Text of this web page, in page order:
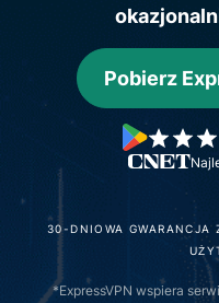
Pobierz
30-DNIOWA GWARANCJA
*ExpressVPN wspiera